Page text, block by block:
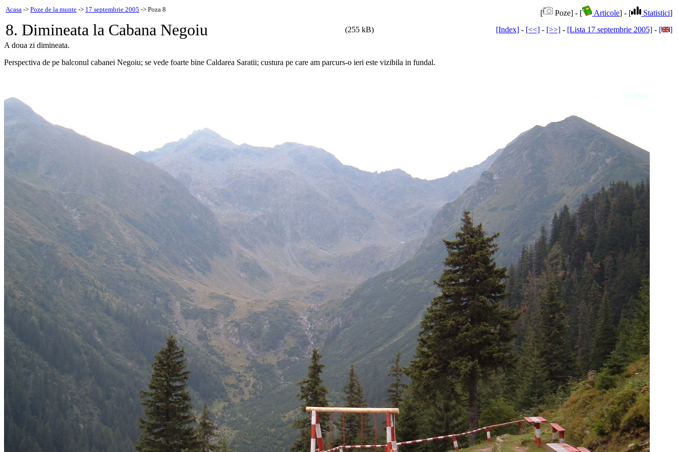
Acasa -> Poze de la munte -> 17 septembrie 2005 -> Poza 8 [ Poze] - [ Articole] - [ Statistici]
8. Dimineata la Cabana Negoiu (255 kB) [Index] - [<<] - [>>] - [Lista 17 septembrie 2005] - [
]
A doua zi dimineata.
Perspectiva de pe balconul cabanei Negoiu; se vede foarte bine Caldarea Saratii; custura pe care am parcurs-o ieri este vizibila in fundal.